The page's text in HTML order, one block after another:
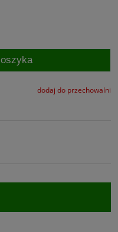
dodaj do przechowalni